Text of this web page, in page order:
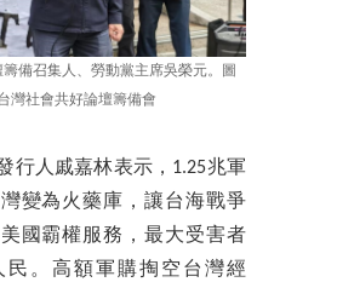
備召集人、勞動黨主席吳榮元。圖
灣社會共好論壇籌備會
行人戚嘉林表示，1.25兆軍
變為火藥庫，讓台海戰爭
國霸權服務，最大受害者
民。高額軍購掏空台灣經